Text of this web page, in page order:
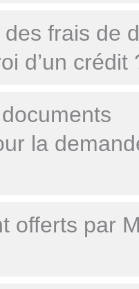
des frais de
d’un crédit
la
offerts par